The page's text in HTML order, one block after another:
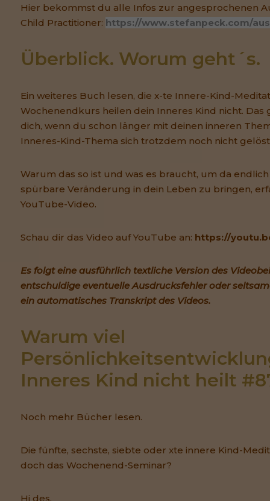
Hier bekommst du alle Infos zur angesprochenen
Child Practitioner: https://www.stefanpeck.com/
Überblick. Worum geht´s.
Ein weiteres Buch lesen, die x-te Innere-Kind-
Wochenendkurs heilen dein Inneres Kind nicht. Das
dich, wenn du schon länger mit deinen inneren
Inneres-Kind-Thema sich trotzdem noch nicht
Warum das so ist und was es braucht, um da
spürbare Veränderung in dein Leben zu bringen,
YouTube-Video.
Schau dir das Video auf YouTube an: https://
Es folgt eine ausführlich textliche Version des
entschuldige eventuelle Ausdrucksfehler oder
ein automatisches Transkript des Videos.
Warum viel
Inneres Kind nicht heilt
Noch mehr Bücher lesen.
Die fünfte, sechste, siebte oder xte innere Kind-
doch das Wochenend-Seminar?
Hi des,